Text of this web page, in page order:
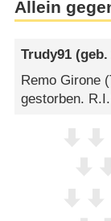
Allein
Trudy91 (geb.
Remo Girone
gestorben.